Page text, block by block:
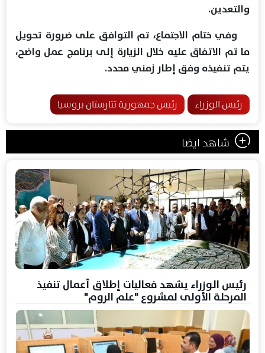
والتعدين.
وفي ختام الاجتماع، تم التوافق على ضرورة تحويل
ما تم الاتفاق عليه خلال الزيارة إلى برنامج عمل واضح،
يتم تنفيذه وفق إطار زمني محدد.
رئيس الوزراء رئيس جمهورية تتارستان بروسيا
شاهد ايضا
رئيس الوزراء يشهد فعاليات إطلاق أعمال تنفيذ
المرحلة الأولى لمشروع "علم الروم"